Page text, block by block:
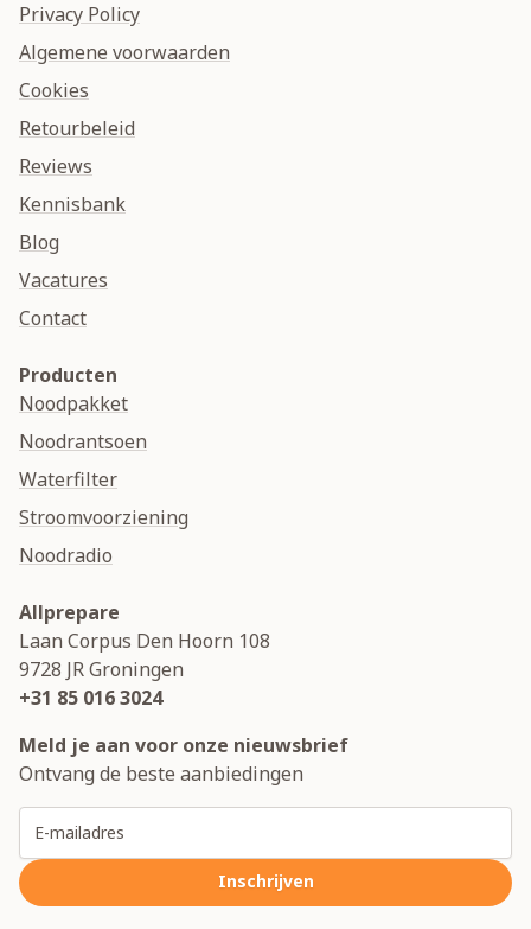
Privacy Policy
Algemene voorwaarden
Cookies
Retourbeleid
Reviews
Kennisbank
Blog
Vacatures
Contact
Producten
Noodpakket
Noodrantsoen
Waterfilter
Stroomvoorziening
Noodradio
Allprepare
Laan Corpus Den Hoorn 108
9728 JRGroningen
+31 85 016 3024
Meld je aan voor onze nieuwsbrief
Ontvang de beste aanbiedingen
Inschrijven